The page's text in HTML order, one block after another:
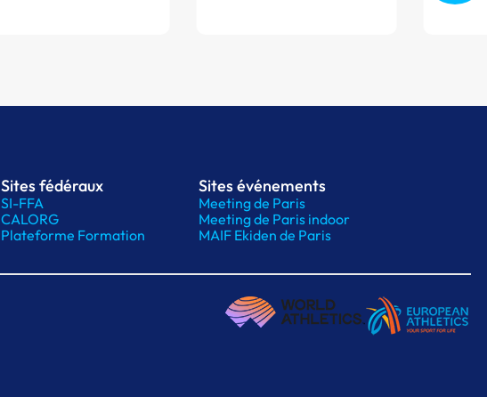
Sites fédéraux
SI-FFA
CALORG
Plateforme Formation
Sites événements
Meeting de Paris
Meeting de Paris indoor
MAIF Ekiden de Paris